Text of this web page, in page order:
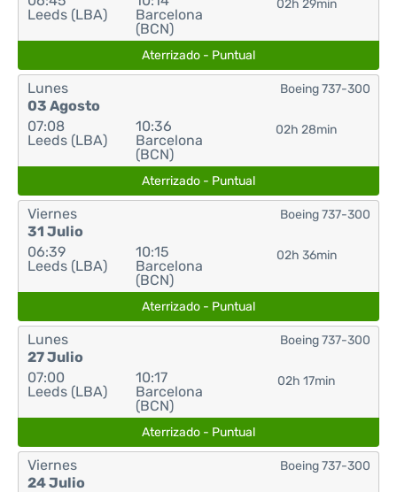
Leeds (LBA)
Barcelona
(BCN)
02h 29min
Aterrizado - Puntual
Lunes
03 Agosto
07:08
Leeds (LBA)
10:36
Barcelona
(BCN)
02h 28min
Boeing 737-300
Aterrizado - Puntual
Viernes
31 Julio
06:39
Leeds (LBA)
10:15
Barcelona
(BCN)
02h 36min
Boeing 737-300
Aterrizado - Puntual
Lunes
27 Julio
07:00
Leeds (LBA)
10:17
Barcelona
(BCN)
02h 17min
Boeing 737-300
Aterrizado - Puntual
Viernes
24 Julio
Boeing 737-300